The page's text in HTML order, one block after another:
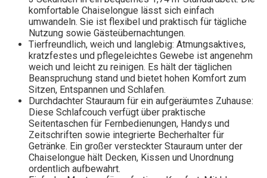
komfortable Chaiselongue lässt sich einfach
umwandeln. Sie ist flexibel und praktisch für tägliche
Nutzung sowie Gästeübernachtungen.
Tierfreundlich, weich und langlebig: Atmungsaktives,
kratzfestes und pflegeleichtes Gewebe ist angenehm
weich und leicht zu reinigen. Es hält der täglichen
Beanspruchung stand und bietet hohen Komfort zum
Sitzen, Entspannen und Schlafen.
Durchdachter Stauraum für ein aufgeräumtes Zuhause:
Diese Schlafcouch verfügt über praktische
Seitentaschen für Fernbedienungen, Handys und
Zeitschriften sowie integrierte Becherhalter für
Getränke. Ein großer versteckter Stauraum unter der
Chaiselongue hält Decken, Kissen und Unordnung
ordentlich aufbewahrt.